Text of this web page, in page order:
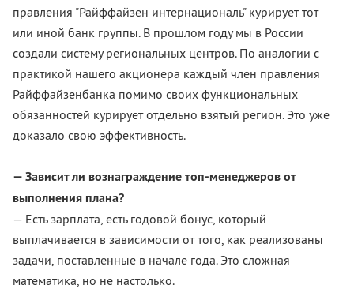
правления "Райффайзен интернациональ" курирует тот
или иной банк группы. В прошлом году мы в России
создали систему региональных центров. По аналогии с
практикой нашего акционера каждый член правления
Райффайзенбанка помимо своих функциональных
обязанностей курирует отдельно взятый регион. Это уже
доказало свою эффективность.
— Зависит ли вознаграждение топ-менеджеров от
выполнения плана?
— Есть зарплата, есть годовой бонус, который
выплачивается в зависимости от того, как реализованы
задачи, поставленные в начале года. Это сложная
математика, но не настолько.